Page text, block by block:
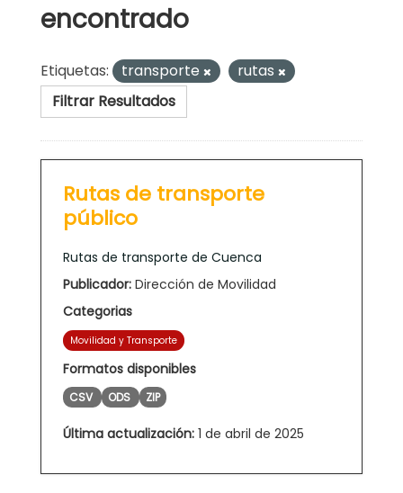
encontrado
Etiquetas: transporte
rutas
Filtrar Resultados
Rutas de transporte
público
Rutas de transporte de Cuenca
Publicador: Dirección de Movilidad
Categorias
Movilidad y Transporte
Formatos disponibles
CSV ODS ZIP
Última actualización: 1 de abril de 2025